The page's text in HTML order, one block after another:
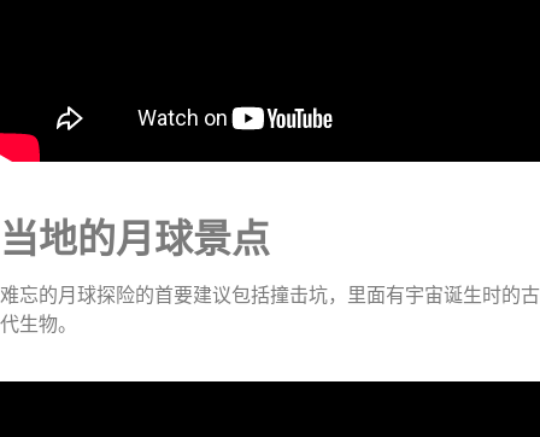
当地的月球景点
难忘的月球探险的首要建议包括撞击坑，里面有宇宙诞生时的古
代生物。